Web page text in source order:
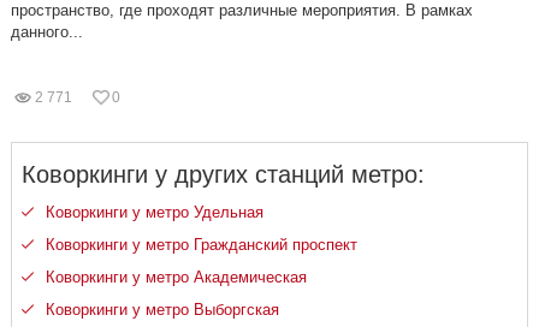
пространство, где проходят различные мероприятия. В рамках
данного...
2 771 0
Коворкинги у других станций метро:
Коворкинги у метро Удельная
Коворкинги у метро Гражданский проспект
Коворкинги у метро Академическая
Коворкинги у метро Выборгская